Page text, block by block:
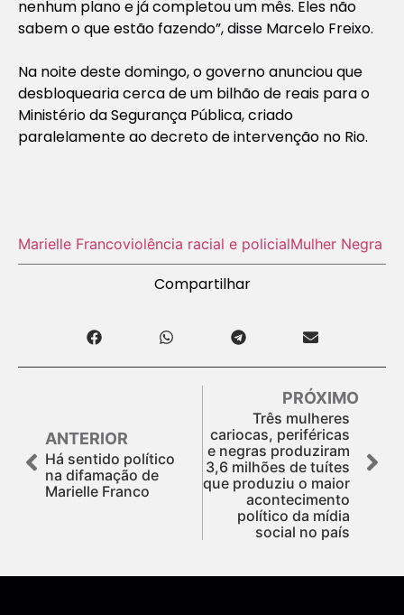
nenhum plano e já completou um mês. Eles não
sabem o que estão fazendo”, disse Marcelo Freixo.
Na noite deste domingo, o governo anunciou que
desbloquearia cerca de um bilhão de reais para o
Ministério da Segurança Pública, criado
paralelamente ao decreto de intervenção no Rio.
Marielle Francoviolência racial e policialMulher Negra
Compartilhar
ANTERIOR
Há sentido político
na difamação de
Marielle Franco
PRÓXIMO
Três mulheres
cariocas, periféricas
e negras produziram
3,6 milhões de tuítes
que produziu o maior
acontecimento
político da mídia
social no país